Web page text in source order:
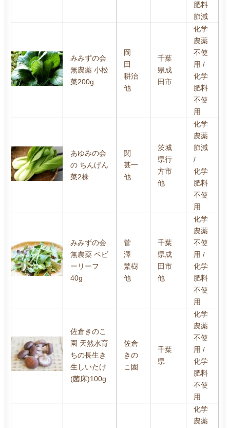
肥料
節減
みみずの会
無農薬 小松
菜200g
岡
田
耕治
他
千葉
県成
田市
化学
農薬
不使
用 /
化学
肥料
不使
用
あゆみの会
の ちんげん
菜2株
関
甚一
他
茨城
県行
方市
他
化学
農薬
節減
/
化学
肥料
不使
用
みみずの会
無農薬 ベビ
ーリーフ
40g
菅
澤
繁樹
他
千葉
県成
田市
他
化学
農薬
不使
用 /
化学
肥料
不使
用
佐倉きのこ
園 天然水育
ちの長生き
生しいたけ
(菌床)100g
佐倉
きの
こ園
千葉
県
化学
農薬
不使
用 /
化学
肥料
不使
用
化学
農薬